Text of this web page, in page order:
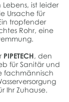
ist leider
Ursache für
tropfender
Rohr, eine
PIPETECH, den
für Sanitär und
fachmännisch
Ihr Zuhause.